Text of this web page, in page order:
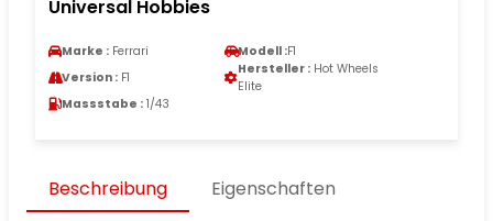
Universal Hobbies
Marke : Ferrari Modell :F1
Version : F1
Hersteller : Hot Wheels
Elite
Massstabe : 1/43
Beschreibung
Eigenschaften